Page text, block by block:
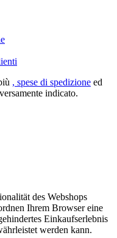
, spese di spedizione ed
indicato.
des Webshops
Ihrem Browser eine
Einkaufserlebnis
werden kann.